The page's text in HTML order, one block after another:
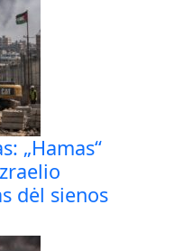
„Hamas“
dėl sienos